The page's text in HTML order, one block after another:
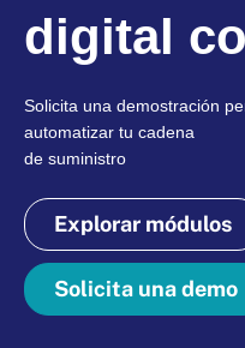
digital
Solicita una demostración
automatizar tu cadena
de suministro
Explorar módulos
Solicita una demo